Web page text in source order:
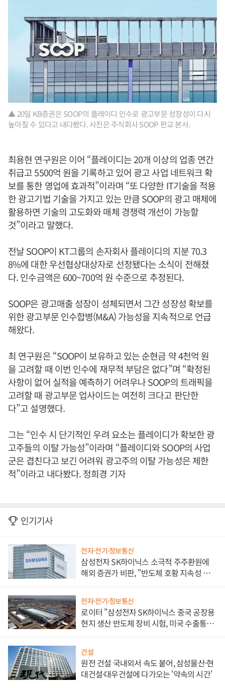
▲ 20일 KB증권은 SOOP의 플레이디 인수로 광고부문 성장성이 다시
높아질 수 있다고 내다봤다. 사진은 주식회사 SOOP 판교 본사.
최용현 연구원은 이어 “플레이디는 20개 이상의 업종 연간
취급고 5500억 원을 기록하고 있어 광고 사업 네트워크 확
보를 통한 영업에 효과적”이라며 “또 다양한 IT기술을 적용
한 광고기법 기술을 가지고 있는 만큼 SOOP의 광고 매체에
활용하면 기술의 고도화와 매체 경쟁력 개선이 가능할
것”이라고 말했다.
전날 SOOP이 KT그룹의 손자회사 플레이디의 지분 70.3
8%에 대한 우선협상대상자로 선정됐다는 소식이 전해졌
다. 인수금액은 600~700억 원 수준으로 추정된다.
SOOP은 광고매출 성장이 성체되면서 그간 성장성 확보를
위한 광고부문 인수합병(M&A) 가능성을 지속적으로 언급
해왔다.
최 연구원은 “SOOP이 보유하고 있는 순현금 약 4천억 원
을 고려할 때 이번 인수에 재무적 부담은 없다”며 “확정된
사항이 없어 실적을 예측하기 어려우나 SOOP의 트래픽을
고려할 때 광고부문 업사이드는 여전히 크다고 판단한
다”고 설명했다.
그는 “인수 시 단기적인 우려 요소는 플레이디가 확보한 광
고주들의 이탈 가능성”이라며 “플레이디와 SOOP의 사업
군은 겹친다고 보긴 어려워 광고주의 이탈 가능성은 제한
적”이라고 내다봤다. 정희경 기자
인기기사
전자·전기·정보통신
삼성전자 SK하이닉스 소극적 주주환원에
해외 증권가 비판, "반도체 호황 지속성 의
전자·전기·정보통신
로이터 "삼성전자 SK하이닉스 중국 공장용
현지 생산 반도체 장비 시험, 미국 수출통제
건설
원전 건설 국내외서 속도 붙어, 삼성물산·현
대건설·대우건설에 다가오는 '약속의 시간'